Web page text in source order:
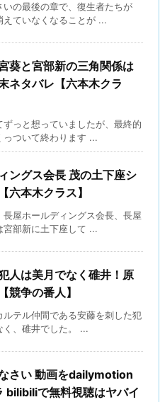
いの最後の章で、復生者たちが
えていなくなることが ...
葵と宮部新の三角関係は
ネタバレ【六本木クラ
っと想っていましたが、最終的
っついて終わります ...
ングス会長 茂の土下座シ
六本木クラス】
長屋ホールディングス会長、長屋
宮部新に土下座して ...
人は美月でなく碓井！原
競争の番人】
ルテル仲間である安藤を刺した犯
く、碓井でした。 ...
さい 動画をdailymotion
bilibiliで無料視聴はヤバイ